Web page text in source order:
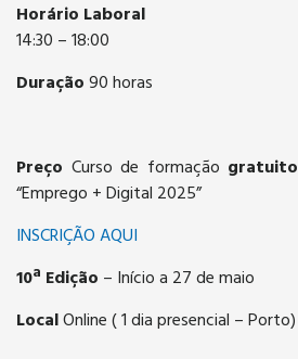
Horário Laboral
14:30 – 18:00
Duração90 horas
Preço Curso de formação gratuito
“Emprego + Digital 2025”
INSCRIÇÃO AQUI
10ª Edição – Início a 27 de maio​​​​​​​
LocalOnline ( 1 dia presencial – Porto)